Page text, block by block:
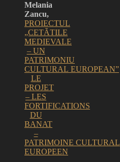
Melania
Zancu,
PROIECTUL
„CETÃTILE
MEDIEVALE
– UN
PATRIMONIU
CULTURAL EUROPEAN”
LE
PROJET
– LES
FORTIFICATIONS
DU
BANAT
–
PATRIMOINE CULTURAL
EUROPEEN